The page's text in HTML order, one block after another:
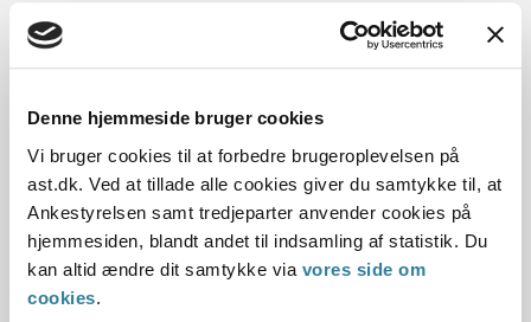
Denne hjemmeside bruger cookies
Vi bruger cookies til at forbedre brugeroplevelsen på
ast.dk. Ved at tillade alle cookies giver du samtykke til, at
Ankestyrelsen samt tredjeparter anvender cookies på
hjemmesiden, blandt andet til indsamling af statistik. Du
kan altid ændre dit samtykke via vores side om
cookies.
Baggrund for at behandle sagerne principielt
Reglerne
De konkrete afgørelser
Dato for underskrift